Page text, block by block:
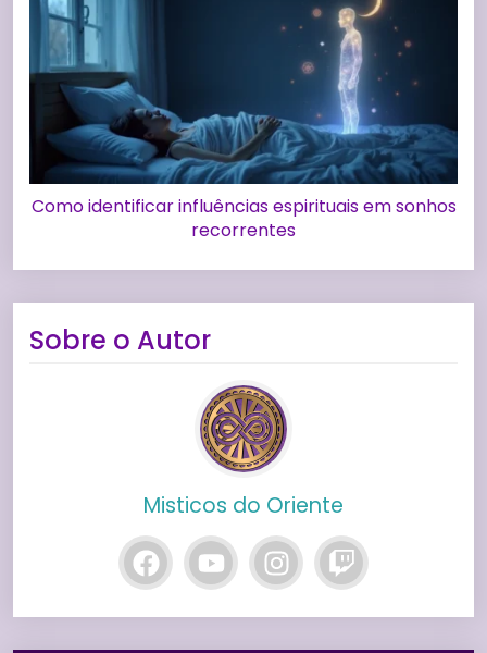
Como identificar influências espirituais em sonhos
recorrentes
Sobre o Autor
Misticos do Oriente